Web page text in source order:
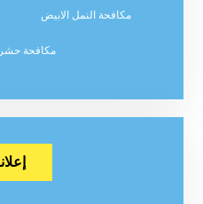
مكافحة النمل الابيض
مكافحة